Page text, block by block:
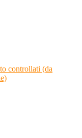
controllati (da